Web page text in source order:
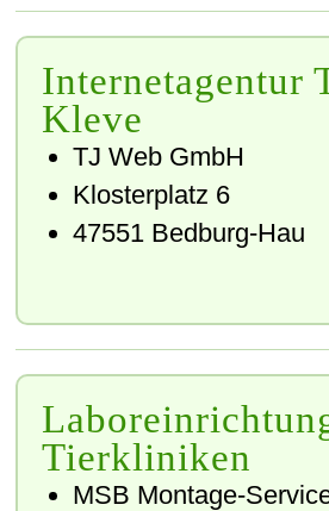
Internetagentur
Kleve
TJ Web GmbH
Klosterplatz 6
47551 Bedburg-Hau
Tierkliniken
MSB Montage-